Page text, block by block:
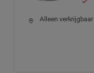
Alleen verkrijgbaar